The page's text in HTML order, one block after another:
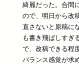
綺麗だった。合間
ので、明日から改
直さないと原稿に
も書き飛ばしすぎ
で、改稿できる程
バランス感覚が求